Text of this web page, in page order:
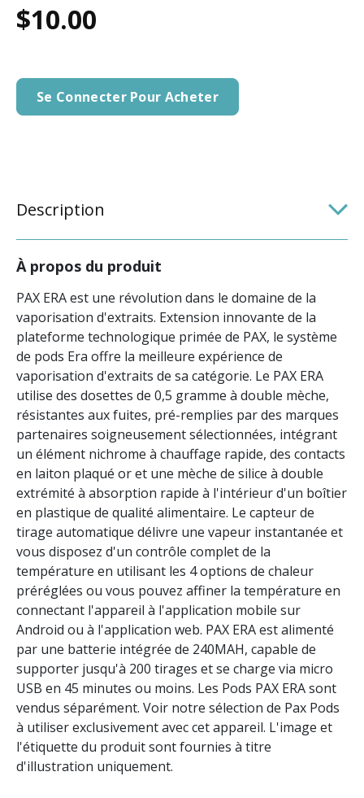
$10.00
Se Connecter Pour Acheter
Description
À propos du produit
PAX ERA est une révolution dans le domaine de la
vaporisation d'extraits. Extension innovante de la
plateforme technologique primée de PAX, le système
de pods Era offre la meilleure expérience de
vaporisation d'extraits de sa catégorie. Le PAX ERA
utilise des dosettes de 0,5 gramme à double mèche,
résistantes aux fuites, pré-remplies par des marques
partenaires soigneusement sélectionnées, intégrant
un élément nichrome à chauffage rapide, des contacts
en laiton plaqué or et une mèche de silice à double
extrémité à absorption rapide à l'intérieur d'un boîtier
en plastique de qualité alimentaire. Le capteur de
tirage automatique délivre une vapeur instantanée et
vous disposez d'un contrôle complet de la
température en utilisant les 4 options de chaleur
préréglées ou vous pouvez affiner la température en
connectant l'appareil à l'application mobile sur
Android ou à l'application web. PAX ERA est alimenté
par une batterie intégrée de 240MAH, capable de
supporter jusqu'à 200 tirages et se charge via micro
USB en 45 minutes ou moins. Les Pods PAX ERA sont
vendus séparément. Voir notre sélection de Pax Pods
à utiliser exclusivement avec cet appareil. L'image et
l'étiquette du produit sont fournies à titre
d'illustration uniquement.